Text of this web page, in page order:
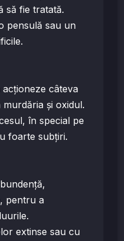
să fie tratată.
sau un
câteva
și oxidul.
în special pe
foarte subțiri.
pentru a
extinse sau cu